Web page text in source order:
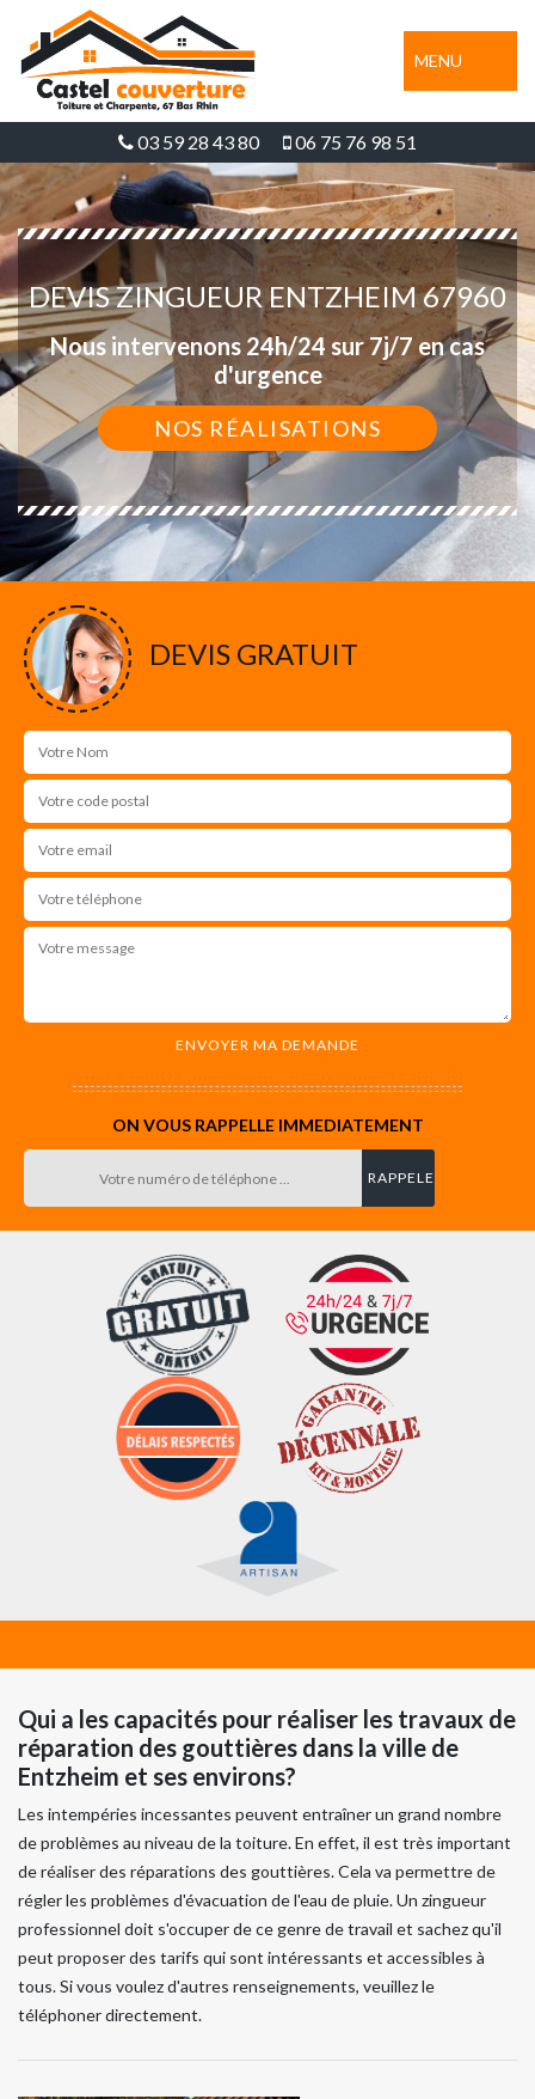
MENU
03 59 28 43 80 06 75 76 98 51
DEVIS ZINGUEUR ENTZHEIM 67960
Nous intervenons 24h/24 sur 7j/7 en cas
d'urgence
NOS RÉALISATIONS
DEVIS GRATUIT
ON VOUS RAPPELLE IMMEDIATEMENT
Qui a les capacités pour réaliser les travaux de
réparation des gouttières dans la ville de
Entzheim et ses environs?
Les intempéries incessantes peuvent entraîner un grand nombre
de problèmes au niveau de la toiture. En effet, il est très important
de réaliser des réparations des gouttières. Cela va permettre de
régler les problèmes d'évacuation de l'eau de pluie. Un zingueur
professionnel doit s'occuper de ce genre de travail et sachez qu'il
peut proposer des tarifs qui sont intéressants et accessibles à
tous. Si vous voulez d'autres renseignements, veuillez le
téléphoner directement.